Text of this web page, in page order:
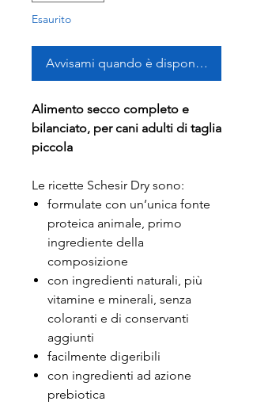
Esaurito
Avvisami quando è disponibile
Alimento secco completo e
bilanciato, per cani adulti di taglia
piccola
Le ricette Schesir Dry sono:
formulate con un’unica fonte
proteica animale, primo
ingrediente della
composizione
con ingredienti naturali, più
vitamine e minerali, senza
coloranti e di conservanti
aggiunti
facilmente digeribili
con ingredienti ad azione
prebiotica